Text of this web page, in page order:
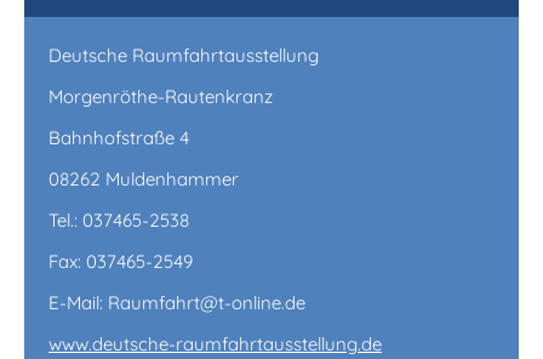
Deutsche Raumfahrtausstellung
Morgenröthe-Rautenkranz
Bahnhofstraße 4
08262 Muldenhammer
Tel.: 037465-2538
Fax: 037465-2549
E-Mail: Raumfahrt@t-online.de
www.deutsche-raumfahrtausstellung.de